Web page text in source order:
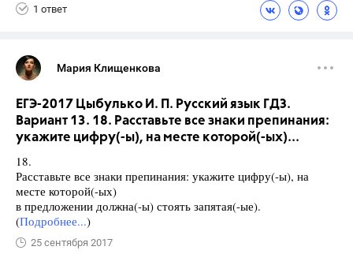
1 ответ
Мария Клищенкова
ЕГЭ-2017 Цыбулько И. П. Русский язык ГДЗ.
Вариант 13. 18. Расставьте все знаки препинания:
укажите цифру(-ы), на месте которой(-ых)...
18.
Расставьте все знаки препинания: укажите цифру(-ы), на
месте которой(-ых)
в предложении должна(-ы) стоять запятая(-ые).
(Подробнее...)
25 сентября 2017